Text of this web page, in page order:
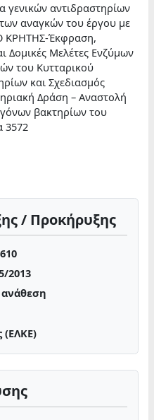
γενικών αντιδραστηρίων
αναγκών του έργου με
ΚΡΗΤΗΣ-Έκφραση,
Δομικές Μελέτες Ενζύμων
του Κυτταρικού
και Σχεδιασμός
Δράση – Αναστολή
βακτηρίων του
3572
/ Προκήρυξης
2013
(ΕΛΚΕ)